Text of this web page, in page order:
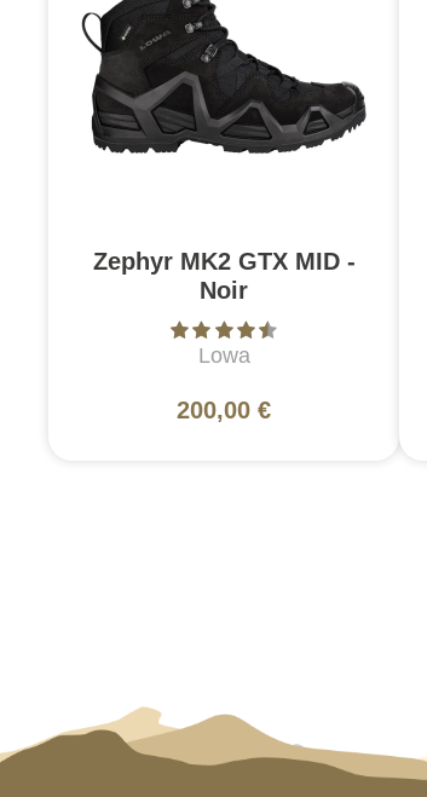
Zephyr MK2 GTX MID -
Noir
Lowa
200,00 €